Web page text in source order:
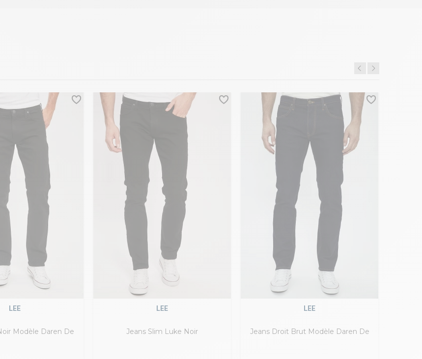
Modèle Daren De
LEE
Jeans Slim Luke Noir
LEE
Jeans Droit Brut Modèle Daren De
LEE